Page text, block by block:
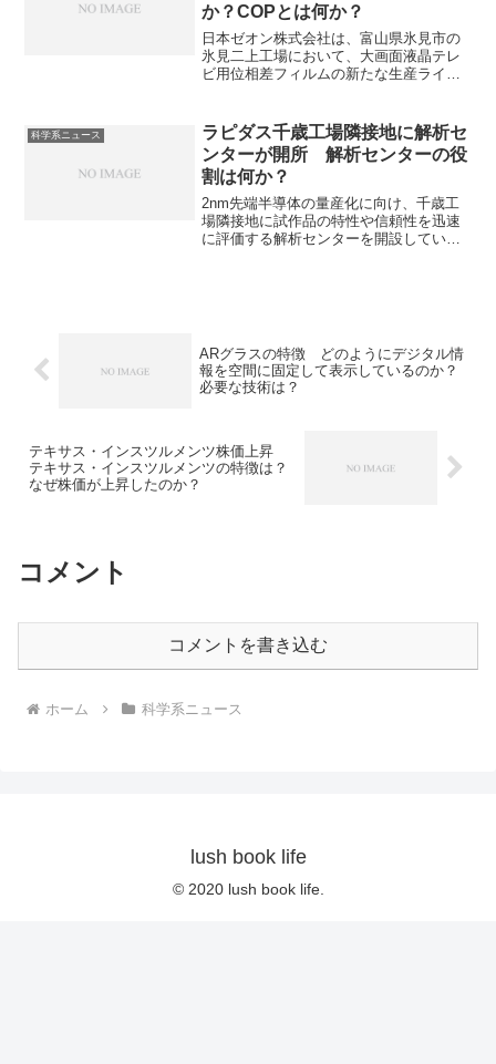
か？COPとは何か？
日本ゼオン株式会社は、富山県氷見市の
氷見二上工場において、大画面液晶テレ
ビ用位相差フィルムの新たな生産ライン
の特殊な光学フィルムで、偏光の位相を
ずらすことで、視野角や色再現性を向上
させることができます。視覚野とは何
か、どのような物質が位相差フィルムに
利用されてるのかを知ることができま
す。
科学系ニュース
ラピダス千歳工場隣接地に解析セ
ンターが開所 解析センターの役
割は何か？
2nm先端半導体の量産化に向け、千歳工
場隣接地に試作品の特性や信頼性を迅速
に評価する解析センターを開設していま
ARグラスの特徴 どのようにデジタル情
報を空間に固定して表示しているのか？
必要な技術は？
テキサス・インスツルメンツ株価上昇
テキサス・インスツルメンツの特徴は？
なぜ株価が上昇したのか？
コメント
コメントを書き込む
ホーム 科学系ニュース
lush book life
© 2020 lush book life.